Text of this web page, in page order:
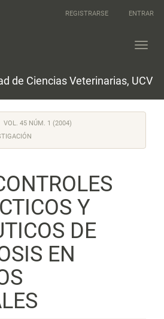
REGISTRARSE ENTRAR
de Ciencias Veterinarias, UCV
VOL. 45 NÚM. 1 (2004)
Y
DE
EN